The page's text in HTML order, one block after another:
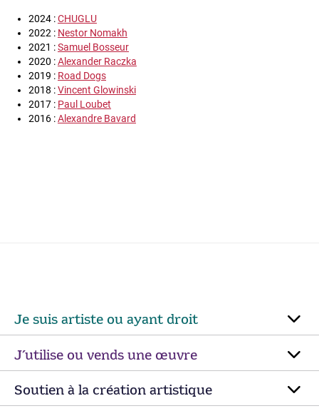
2024 :CHUGLU
2022 : Nestor Nomakh
2021 :Samuel Bosseur
2020 :Alexander Raczka
2019 : Road Dogs
2018 :Vincent Glowinski
2017 : Paul Loubet
2016 :Alexandre Bavard
Je suis artiste ou ayant droit
J’utilise ou vends une œuvre
Soutien à la création artistique